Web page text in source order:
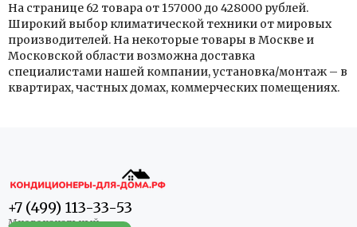
На странице 62 товара от 157000 до 428000 рублей.
Широкий выбор климатической техники от мировых
производителей. На некоторые товары в Москве и
Московской области возможна доставка
специалистами нашей компании, установка/монтаж – в
квартирах, частных домах, коммерческих помещениях.
+7 (499) 113-33-53